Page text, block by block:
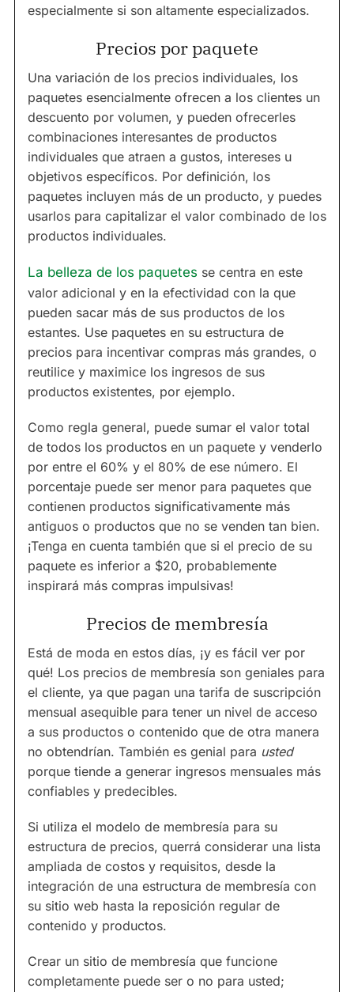
especialmente si son altamente especializados.
Precios por paquete
Una variación de los precios individuales, los
paquetes esencialmente ofrecen a los clientes un
descuento por volumen, y pueden ofrecerles
combinaciones interesantes de productos
individuales que atraen a gustos, intereses u
objetivos específicos. Por definición, los
paquetes incluyen más de un producto, y puedes
usarlos para capitalizar el valor combinado de los
productos individuales.
La belleza de los paquetes se centra en este
valor adicional y en la efectividad con la que
pueden sacar más de sus productos de los
estantes. Use paquetes en su estructura de
precios para incentivar compras más grandes, o
reutilice y maximice los ingresos de sus
productos existentes, por ejemplo.
Como regla general, puede sumar el valor total
de todos los productos en un paquete y venderlo
por entre el 60% y el 80% de ese número. El
porcentaje puede ser menor para paquetes que
contienen productos significativamente más
antiguos o productos que no se venden tan bien.
¡Tenga en cuenta también que si el precio de su
paquete es inferior a $20, probablemente
inspirará más compras impulsivas!
Precios de membresía
Está de moda en estos días, ¡y es fácil ver por
qué! Los precios de membresía son geniales para
el cliente, ya que pagan una tarifa de suscripción
mensual asequible para tener un nivel de acceso
a sus productos o contenido que de otra manera
no obtendrían. También es genial para usted
porque tiende a generar ingresos mensuales más
confiables y predecibles.
Si utiliza el modelo de membresía para su
estructura de precios, querrá considerar una lista
ampliada de costos y requisitos, desde la
integración de una estructura de membresía con
su sitio web hasta la reposición regular de
contenido y productos.
Crear un sitio de membresía que funcione
completamente puede ser o no para usted;